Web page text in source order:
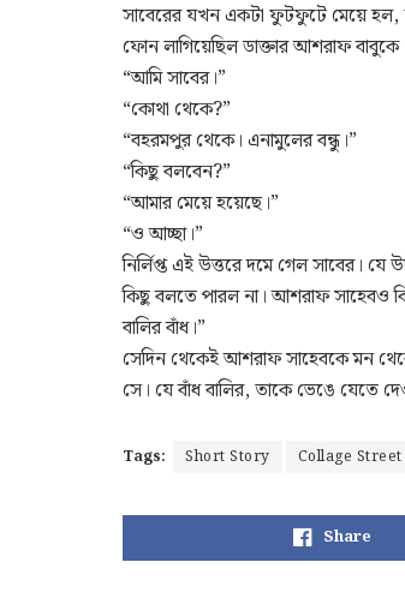
সাবেরের যখন একটা ফুটফুটে মেয়ে হল,
ফোন লাগিয়েছিল ডাক্তার আশরাফ
“আমি সাবের।”
“কোথা থেকে?”
“বহরমপুর থেকে। এনামুলের বন্ধু।”
“কিছু বলবেন?”
“আমার মেয়ে হয়েছে।”
“ও আচ্ছা।”
নির্লিপ্ত এই উত্তরে দমে গেল সাবের।
কিছু বলতে পারল না। আশরাফ সাহেবও
বালির বাঁধ।”
সেদিন থেকেই আশরাফ সাহেবকে মন
সে। যে বাঁধ বালির, তাকে ভেঙে
Tags: Short Story Collage Street
Share